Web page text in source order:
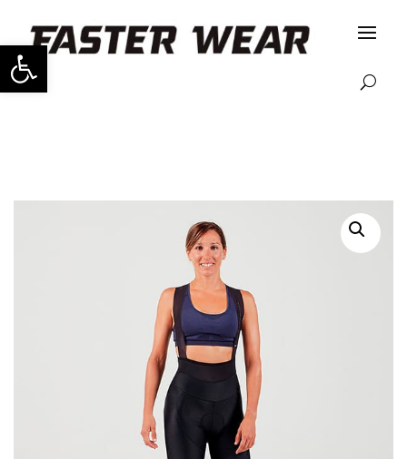
Abrir barra de herramientas